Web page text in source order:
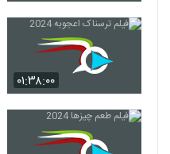
۰۱:۳۸:۰۰